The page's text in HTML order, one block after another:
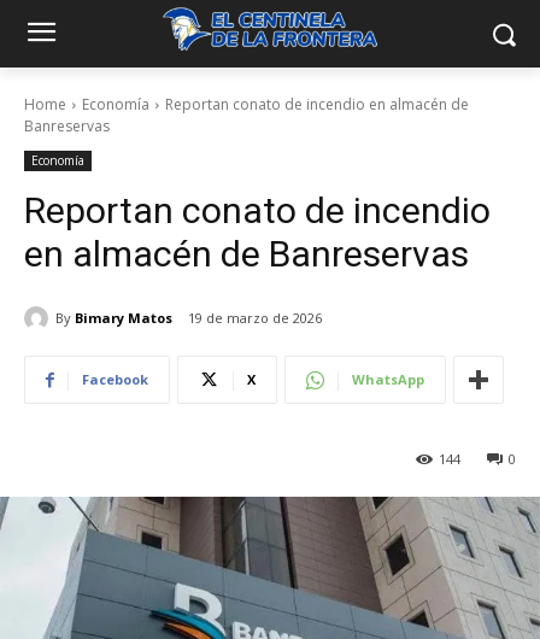
Home Economía
Reportan conato de incendio en almacén de
Banreservas
Economía
Reportan conato de incendio
en almacén de Banreservas
By Bimary Matos 19 de marzo de 2026
Facebook X WhatsApp
0
144